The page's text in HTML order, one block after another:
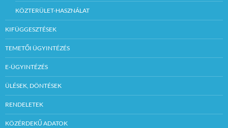
KÖZTERÜLET-HASZNÁLAT
KIFÜGGESZTÉSEK
TEMETŐI ÜGYINTÉZÉS
E-ÜGYINTÉZÉS
ÜLÉSEK, DÖNTÉSEK
RENDELETEK
KÖZÉRDEKŰ ADATOK